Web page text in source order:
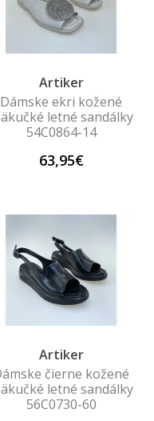
Artiker
Dámske ekri kožené
letné sandálky
54C0864-14
63,95€
Artiker
čierne kožené
letné sandálky
56C0730-60